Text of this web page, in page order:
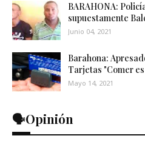
BARAHONA:
supuestamente
Junio 04, 2021
Barahona:
Tarjetas "Comer
Mayo 14, 2021
🗣️Opinión